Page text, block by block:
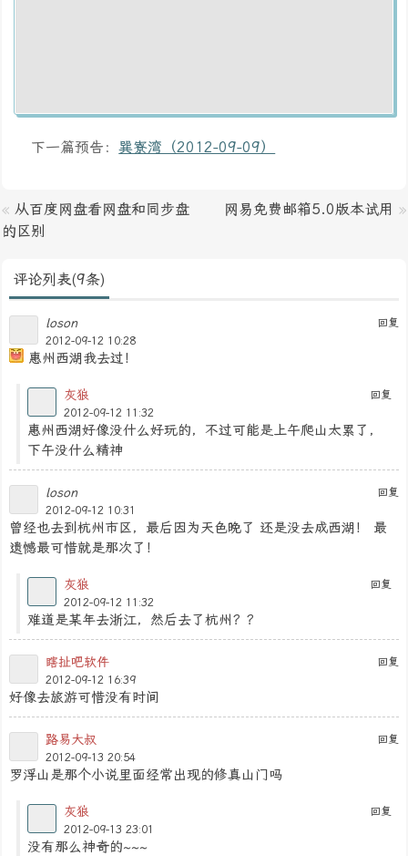
下一篇预告：巽寮湾（2012-09-09）
« 从百度网盘看网盘和同步盘
的区别
网易免费邮箱5.0版本试用 »
评论列表(9条)
回复
loson
2012-09-12 10:28
惠州西湖我去过！
回复
灰狼
2012-09-12 11:32
惠州西湖好像没什么好玩的，不过可能是上午爬山太累了，
下午没什么精神
回复
loson
2012-09-12 10:31
曾经也去到杭州市区，最后因为天色晚了 还是没去成西湖！ 最
遗憾最可惜就是那次了！
回复
灰狼
2012-09-12 11:32
难道是某年去浙江，然后去了杭州？？
回复
瞎扯吧软件
2012-09-12 16:39
好像去旅游可惜没有时间
回复
路易大叔
2012-09-13 20:54
罗浮山是那个小说里面经常出现的修真山门吗
回复
灰狼
2012-09-13 23:01
没有那么神奇的~~~